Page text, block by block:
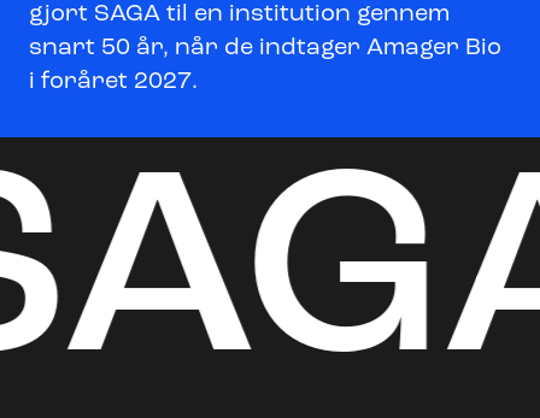
gjort SAGA til en institution gennem
snart 50 år, når de indtager Amager Bio
i foråret 2027.